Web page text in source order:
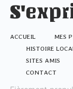
ACCUEIL
MES
HISTOIRE
SITES AMIS
CONTACT